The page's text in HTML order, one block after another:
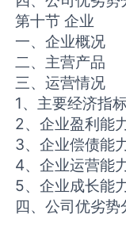
第十节 企业
一、企业概况
二、主营产品
三、运营情况
1、主要经济指
2、企业盈利能
3、企业偿债能
4、企业运营能
5、企业成长能
四、公司优劣势